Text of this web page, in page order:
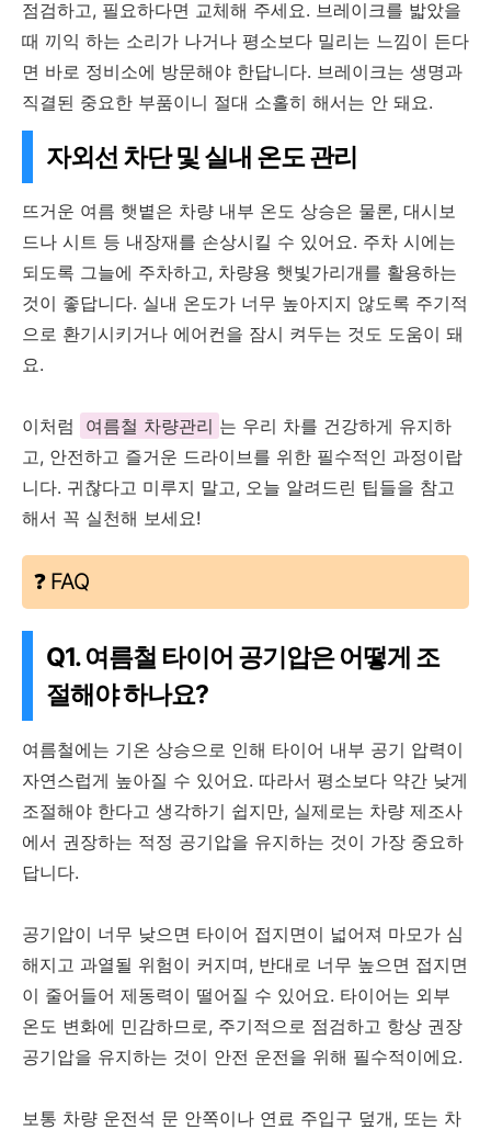
점검하고, 필요하다면 교체해 주세요. 브레이크를 밟았을
때 끼익 하는 소리가 나거나 평소보다 밀리는 느낌이 든다
면 바로 정비소에 방문해야 한답니다. 브레이크는 생명과
직결된 중요한 부품이니 절대 소홀히 해서는 안 돼요.
자외선 차단 및 실내 온도 관리
뜨거운 여름 햇볕은 차량 내부 온도 상승은 물론, 대시보
드나 시트 등 내장재를 손상시킬 수 있어요. 주차 시에는
되도록 그늘에 주차하고, 차량용 햇빛가리개를 활용하는
것이 좋답니다. 실내 온도가 너무 높아지지 않도록 주기적
으로 환기시키거나 에어컨을 잠시 켜두는 것도 도움이 돼
요.
이처럼 여름철 차량관리 는 우리 차를 건강하게 유지하
고, 안전하고 즐거운 드라이브를 위한 필수적인 과정이랍
니다. 귀찮다고 미루지 말고, 오늘 알려드린 팁들을 참고
해서 꼭 실천해 보세요!
❓ FAQ
Q1. 여름철 타이어 공기압은 어떻게 조
절해야 하나요?
여름철에는 기온 상승으로 인해 타이어 내부 공기 압력이
자연스럽게 높아질 수 있어요. 따라서 평소보다 약간 낮게
조절해야 한다고 생각하기 쉽지만, 실제로는 차량 제조사
에서 권장하는 적정 공기압을 유지하는 것이 가장 중요하
답니다.
공기압이 너무 낮으면 타이어 접지면이 넓어져 마모가 심
해지고 과열될 위험이 커지며, 반대로 너무 높으면 접지면
이 줄어들어 제동력이 떨어질 수 있어요. 타이어는 외부
온도 변화에 민감하므로, 주기적으로 점검하고 항상 권장
공기압을 유지하는 것이 안전 운전을 위해 필수적이에요.
보통 차량 운전석 문 안쪽이나 연료 주입구 덮개, 또는 차